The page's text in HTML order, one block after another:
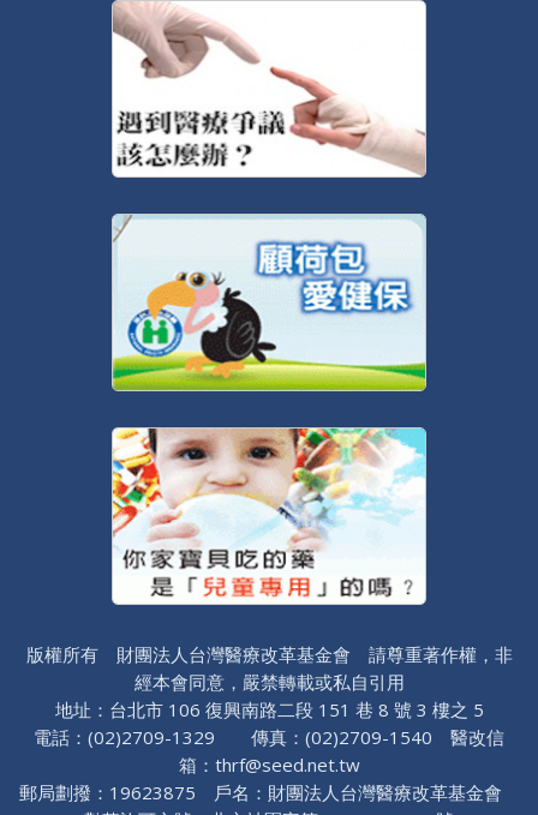
版權所有 財團法人台灣醫療改革基金會 請尊重著作權，非
經本會同意，嚴禁轉載或私自引用
地址：台北市 106 復興南路二段 151 巷 8 號 3 樓之 5
電話：(02)2709-1329 傳真：(02)2709-1540 醫改信
箱：thrf@seed.net.tw
郵局劃撥：19623875 戶名：財團法人台灣醫療改革基金會